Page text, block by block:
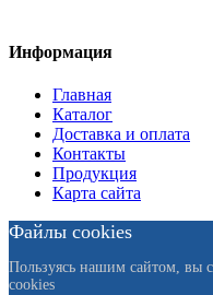
Информация
Главная
Каталог
Доставка и оплата
Контакты
Продукция
Карта сайта
Файлы cookies
Пользуясь нашим сайтом, вы
cookies